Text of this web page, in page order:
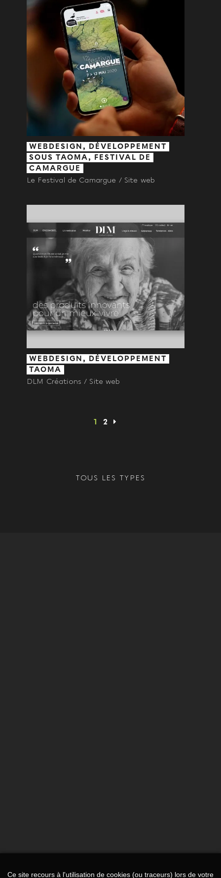
WEBDESIGN, DÉVELOPPEMENT
SOUS TAOMA, FESTIVAL DE
CAMARGUE
Le Festival de Camargue / Site web
WEBDESIGN, DÉVELOPPEMENT
TAOMA
DLM Créations / Site web
1 2
TOUS LES TYPES
Ce site recours à l'utilisation de cookies (ou traceurs) lors de votre